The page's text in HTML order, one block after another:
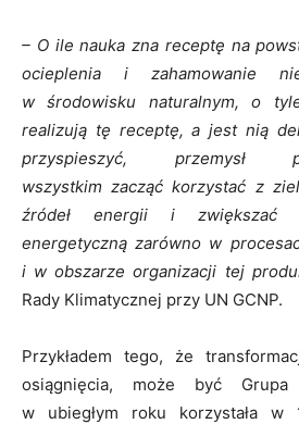
– O ile nauka zna receptę na
ocieplenia i zahamowanie
w środowisku naturalnym, o
realizują tę receptę, a jest nią
przyspieszyć, przemysł
wszystkim zacząć korzystać z
źródeł energii i zwiększać
energetyczną zarówno w
i w obszarze organizacji tej
Rady Klimatycznej przy UN GCNP.
Przykładem tego, że
osiągnięcia, może być
w ubiegłym roku korzystała